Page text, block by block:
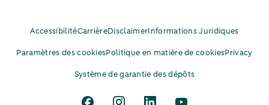
AccessibilitéCarrièreDisclaimerInformations Juridiques
Paramètres des cookiesPolitique en matière de cookiesPrivacy
Système de garantie des dépôts